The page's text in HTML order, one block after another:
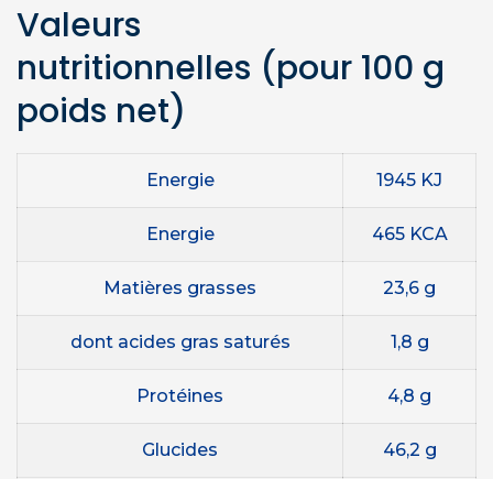
Valeurs
nutritionnelles (pour 100 g
poids net)
Energie 1945 KJ
Energie 465 KCA
Matières grasses 23,6 g
dont acides gras saturés 1,8 g
Protéines 4,8 g
Glucides 46,2 g